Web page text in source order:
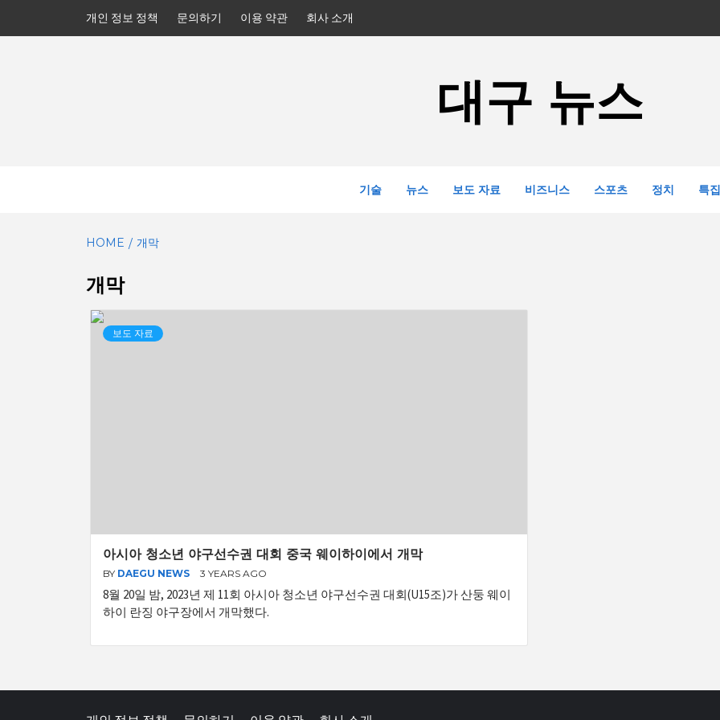
개인 정보 정책 문의하기 이용 약관 회사 소개
대구 뉴스
기술 뉴스 보도 자료 비즈니스 스포츠 정치 특집
HOME 개막
개막
보도 자료
아시아 청소년 야구선수권 대회 중국 웨이하이에서 개막
BY DAEGU NEWS 3 YEARS AGO
8월 20일 밤, 2023년 제 11회 아시아 청소년 야구선수권 대회(U15조)가 산둥 웨이
하이 란징 야구장에서 개막했다.